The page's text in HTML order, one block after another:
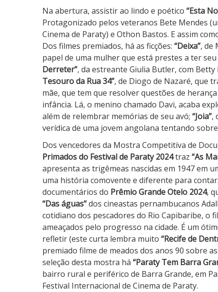
Na abertura, assistir ao lindo e poético “Esta
Protagonizado pelos veteranos Bete Mendes
Cinema de Paraty) e Othon Bastos. E assim
Dos filmes premiados, há as ficções: “Deixa”, de
papel de uma mulher que está prestes a ter
Derreter”, da estreante Giulia Butler, com
Tesouro da Rua 34”, de Diogo de Nazaré, que
mãe, que tem que resolver questões de
infância. Lá, o menino chamado Davi, acaba
além de relembrar memórias de seu avó; “Joia”,
verídica de uma jovem angolana tentando
Dos vencedores da Mostra Competitiva de
Primados do Festival de Paraty 2024traz “As
apresenta as trigêmeas nascidas em 1947 em
uma história comovente e diferente para
documentários do Prêmio Grande Otelo 2024,
“Das águas”dos cineastas pernambucanos
cotidiano dos pescadores do Rio Capibaribe, o
ameaçados pelo progresso na cidade. É um
refletir (este curta lembra muito “Recife de
premiado filme de meados dos anos 90 sobre
seleção desta mostra há “Paraty Tem Barra
bairro rural e periférico de Barra Grande, em
Festival Internacional de Cinema de Paraty.